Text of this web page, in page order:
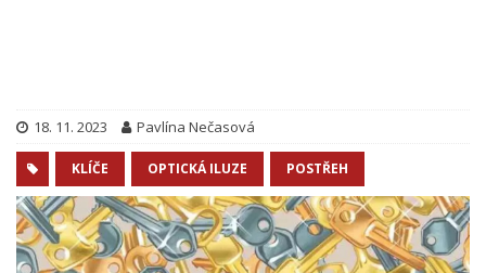
18. 11. 2023 Pavlína Nečasová
KLÍČE OPTICKÁ ILUZE POSTŘEH